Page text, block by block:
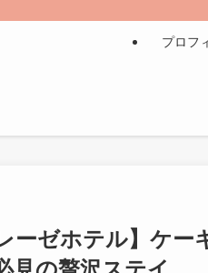
プロフ
ーゼホテル】ケ